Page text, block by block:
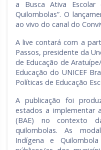
a Busca Ativa Escolar
Quilombolas”. O
ao vivo do canal do
A live contará com a
Passos, presidente da
de Educação de
Educação do UNICEF
Políticas de Educação
A publicação foi
estados a implementar
(BAE) no contexto
quilombolas. As
Indígena e